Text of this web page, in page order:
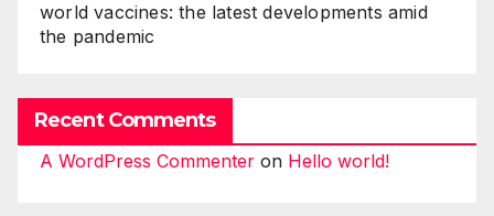
world vaccines: the latest developments amid
the pandemic
Recent Comments
A WordPress Commenter on Hello world!